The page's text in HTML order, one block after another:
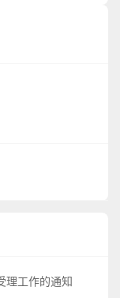
理工作的通知